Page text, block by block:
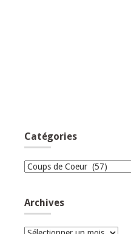
Catégories
Catégories
Archives
Archives